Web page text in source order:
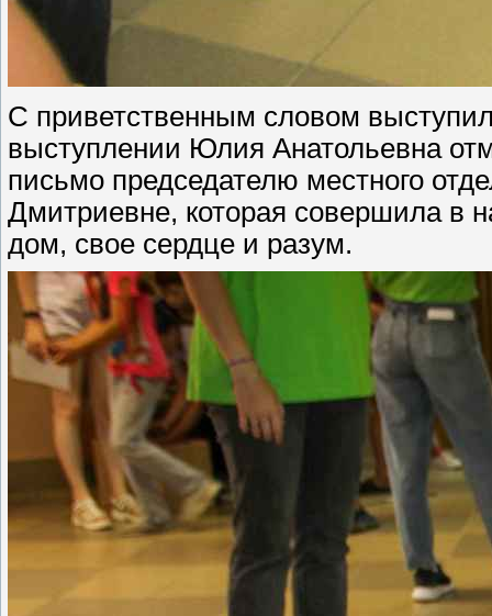
С приветственным словом
выступлении Юлия Анатольевна
письмо председателю местного
Дмитриевне, которая совершила в
дом, свое сердце и разум.